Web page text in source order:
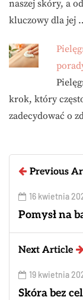
naszej skóry, a
kluczowy dla jej
krok, który
zadecydować o
Previous
16 kwietnia
Pomysł na
Next Article
19 kwietnia
Skóra bez